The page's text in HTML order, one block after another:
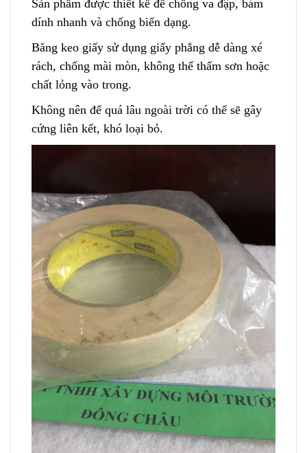
Sản phẩm được thiết kế để chống va đập, bám
dính nhanh và chống biến dạng.
Băng keo giấy sử dụng giấy phẳng dễ dàng xé
rách, chống mài mòn, không thể thấm sơn hoặc
chất lỏng vào trong.
Không nên để quá lâu ngoài trời có thể sẽ gây
cứng liên kết, khó loại bỏ.